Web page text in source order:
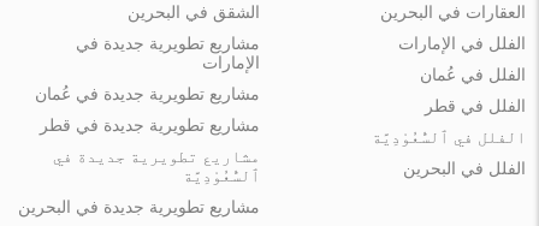
العقارات في البحرين
الشقق في البحرين
الفلل في الإمارات
الفلل في عُمان
الفلل في قطر
الفلل في ٱلسُّعُوْدِيَّة
الفلل في البحرين
مشاريع تطويرية جديدة في
الإمارات
مشاريع تطويرية جديدة في عُمان
مشاريع تطويرية جديدة في قطر
مشاريع تطويرية جديدة في
ٱلسُّعُوْدِيَّة
مشاريع تطويرية جديدة في البحرين